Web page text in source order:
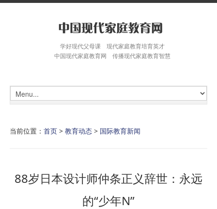
学好现代父母课 现代家庭教育培育英才
中国现代家庭教育网 传播现代家庭教育智慧
当前位置： 首页 > 教育动态 > 国际教育新闻
88岁日本设计师仲条正义辞世：永远
的“少年N”